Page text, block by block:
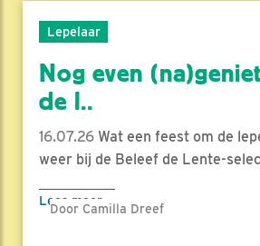
Lepelaar
Nog even
de l..
16.07.26 Wat een feest om de
weer bij de Beleef de Lente-
Lees meer
Door Camilla Dreef